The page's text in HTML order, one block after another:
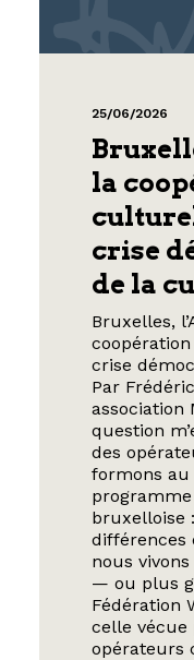
25/06/2026
la
crise
de la
Bruxelles,
crise
Par
association
question
des
formons au
bruxelloise
différences
nous
— ou plus
Fédération
celle vécue